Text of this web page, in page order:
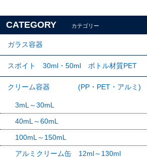
CATEGORY カテゴリー
ガラス容器
スポイト 30ml・50ml ボトル材質PET
クリーム容器 (PP・PET・アルミ)
3mL～30mL
40mL～60mL
100mL～150mL
アルミクリーム缶 12ml～130ml